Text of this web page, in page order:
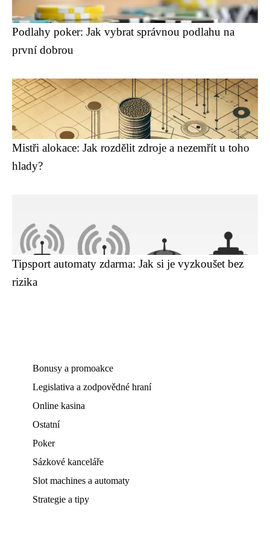
Podlahy poker: Jak vybrat správnou podlahu na
první dobrou
Mistři alokace: Jak rozdělit zdroje a nezemřít u toho
hlady?
Tipsport automaty zdarma: Jak si je vyzkoušet bez
rizika
Bonusy a promoakce
Legislativa a zodpovědné hraní
Online kasina
Ostatní
Poker
Sázkové kanceláře
Slot machines a automaty
Strategie a tipy